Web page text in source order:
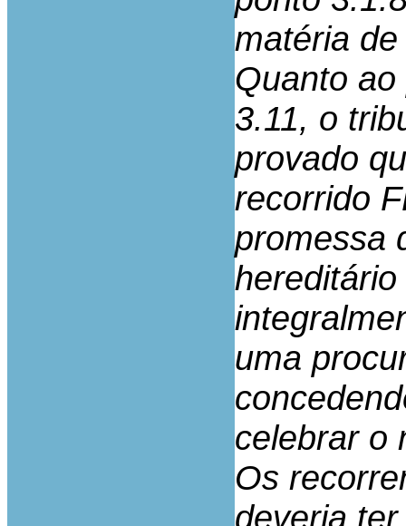
matéria
Quanto
3.11, o
provado
recorrido
promessa
uma
celebrar o
Os
deveria